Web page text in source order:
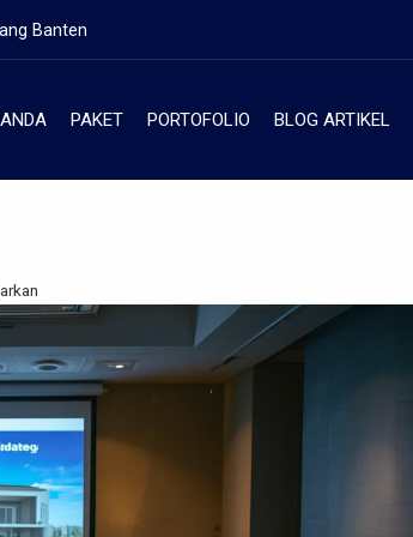
Banten
PAKET PORTOFOLIO BLOG ARTIKEL